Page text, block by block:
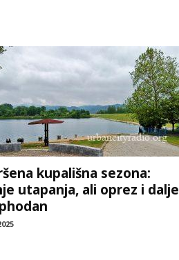
kupališna sezona:
utapanja, ali oprez i dalje